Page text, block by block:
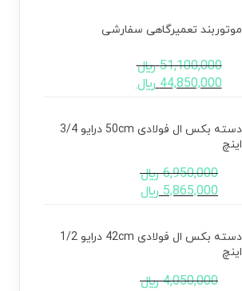
موتوربند تعمیرگاهی سفارشی
51,100,000 ﷼
44,850,000 ﷼
دسته بکس ال فولادی 50cm درایو 3/4
اینچ
6,950,000 ﷼
5,865,000 ﷼
دسته بکس ال فولادی 42cm درایو 1/2
اینچ
4,050,000 ﷼